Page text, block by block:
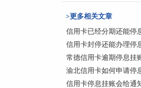
>更多相关文章
信用卡已经分期还能停
信用卡封停还能办理停
常德信用卡逾期停息挂
渝北信用卡如何申请停
信用卡停息挂账会给通